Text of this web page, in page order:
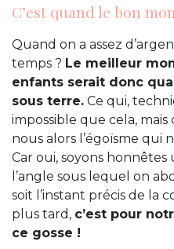
C’est quand le bon
Quand on a assez
temps ? Le meilleur
enfants serait donc
sous terre. Ce qui,
impossible que cela,
nous alors l’égoïsme qui
Car oui, soyons
l’angle sous lequel on
soit l’instant précis de la
plus tard, c’est pour
ce gosse !